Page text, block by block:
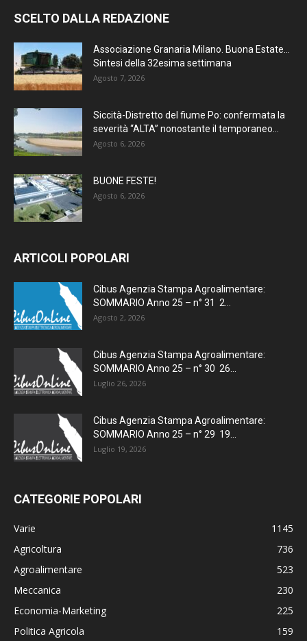
SCELTO DALLA REDAZIONE
Associazione Granaria Milano. Buona Estate…
Sintesi della 32esima settimana
Agosto 7, 2026
Siccità-Distretto del fiume Po: confermata la
severità “ALTA” nonostante il temporaneo...
Agosto 6, 2026
BUONE FESTE!
Agosto 6, 2026
ARTICOLI POPOLARI
Cibus Agenzia Stampa Agroalimentare:
SOMMARIO Anno 25 – n° 31 2...
Agosto 2, 2026
Cibus Agenzia Stampa Agroalimentare:
SOMMARIO Anno 25 – n° 30 26...
Luglio 26, 2026
Cibus Agenzia Stampa Agroalimentare:
SOMMARIO Anno 25 – n° 29 19...
Luglio 19, 2026
CATEGORIE POPOLARI
Varie
1145
Agricoltura
736
Agroalimentare
523
Meccanica
230
Economia-Marketing
225
Politica Agricola
159